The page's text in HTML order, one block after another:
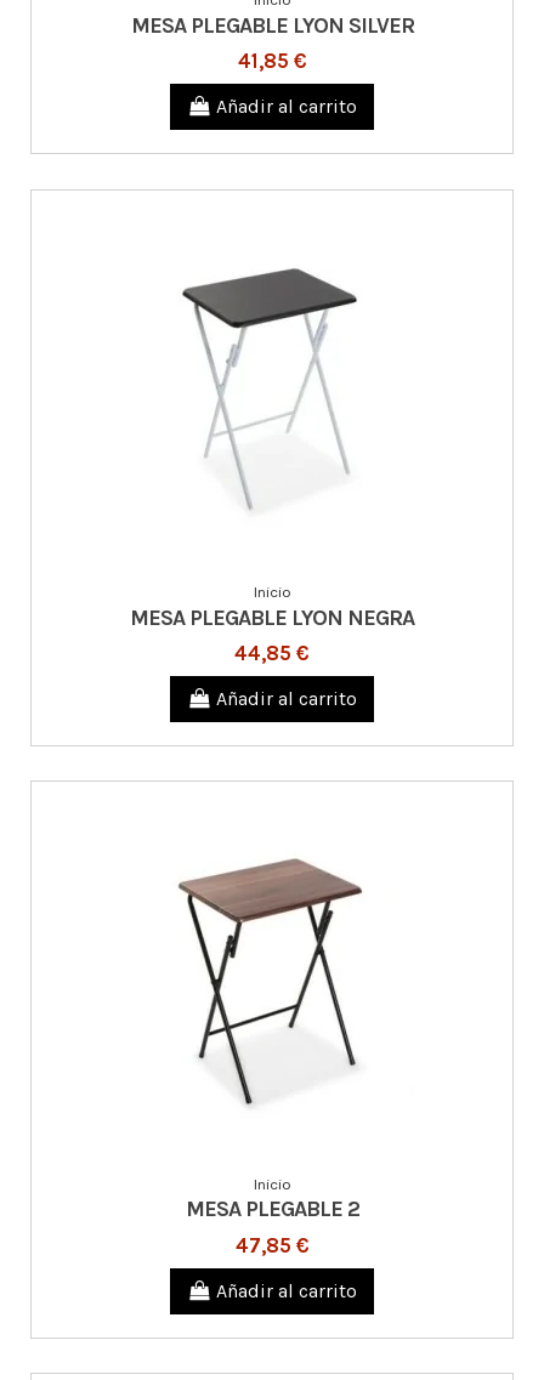
MESA PLEGABLE LYON SILVER
41,85 €
Añadir al carrito
Inicio
MESA PLEGABLE LYON NEGRA
44,85 €
Añadir al carrito
Inicio
MESA PLEGABLE 2
47,85 €
Añadir al carrito